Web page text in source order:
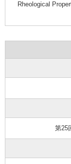
Rheological
第25